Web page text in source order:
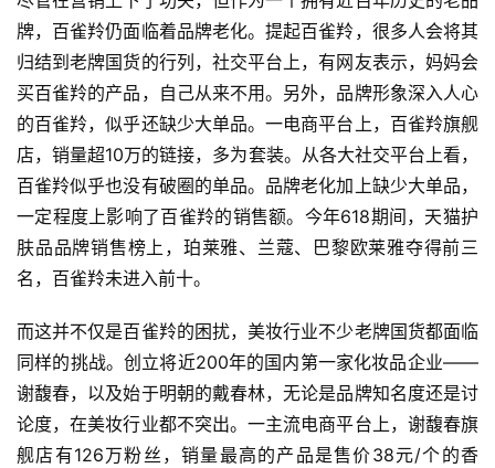
牌，百雀羚仍面临着品牌老化。提起百雀羚，很多人会将其
归结到老牌国货的行列，社交平台上，有网友表示，妈妈会
买百雀羚的产品，自己从来不用。另外，品牌形象深入人心
的百雀羚，似乎还缺少大单品。一电商平台上，百雀羚旗舰
店，销量超10万的链接，多为套装。从各大社交平台上看，
百雀羚似乎也没有破圈的单品。品牌老化加上缺少大单品，
一定程度上影响了百雀羚的销售额。今年618期间，天猫护
肤品品牌销售榜上，珀莱雅、兰蔻、巴黎欧莱雅夺得前三
名，百雀羚未进入前十。
而这并不仅是百雀羚的困扰，美妆行业不少老牌国货都面临
同样的挑战。创立将近200年的国内第一家化妆品企业——
谢馥春，以及始于明朝的戴春林，无论是品牌知名度还是讨
论度，在美妆行业都不突出。一主流电商平台上，谢馥春旗
舰店有126万粉丝，销量最高的产品是售价38元/个的香